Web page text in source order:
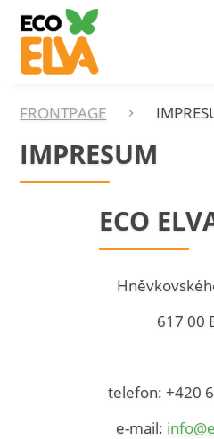
FRONTPAGE
IMPRESUM
ECO
617 00
telefon: +420
e-mail: